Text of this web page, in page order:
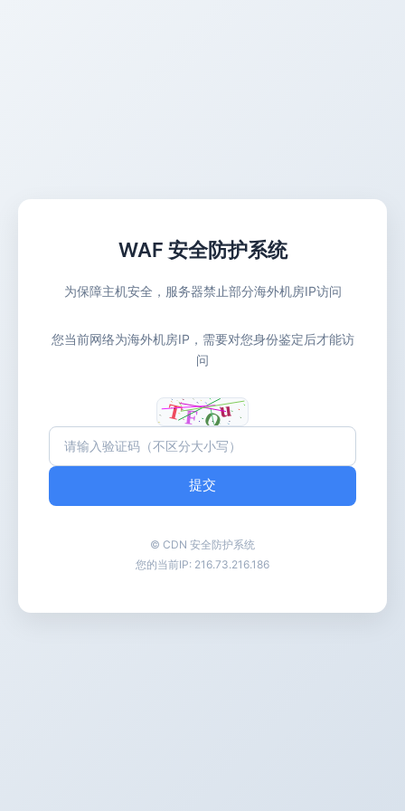
WAF 安全防护系统
为保障主机安全，服务器禁止部分海外机房IP访问
您当前网络为海外机房IP，需要对您身份鉴定后才能访
问
提交
© CDN 安全防护系统
您的当前IP: 216.73.216.186